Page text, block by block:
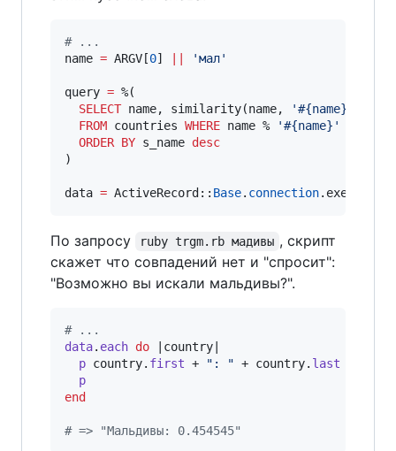
# ...
name = ARGV[0] 'мал'
query = %(
SELECT name, similarity(name, '#{name}
FROM countries WHERE name % '#{name} '
ORDER BY s_name desc
)
data = ActiveRecord:: Base. connection
По запросу ruby trgm.rb мадивы , скрипт
скажет что совпадений нет и "спросит":
"Возможно вы искали мальдивы?".
# ...
data. each do country
p country. first + ": " + country. last
p
end
# => "Мальдивы: 0.454545"